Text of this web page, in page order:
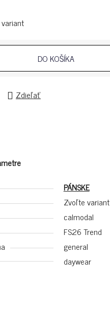
DO KOŠÍKA
Zdieľať
PÁNSKE
Zvoľte variant
calmodal
FS26 Trend
general
daywear